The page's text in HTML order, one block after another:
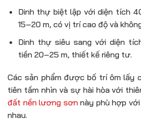
Dinh thự biệt lập với diện tích
15–20 m, có vị trí cao độ và
Dinh thự siêu sang với diện
tiền 20–25 m, thiết kế riêng tư.
Các sản phẩm được bố trí ôm lấy
tiên tầm nhìn và sự hài hòa với
đất nền lương sơnnày phù hợp với
nhau.